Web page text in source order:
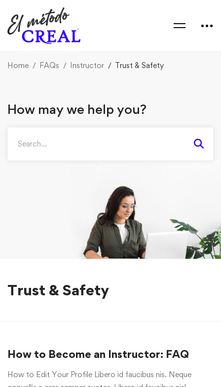
Home FAQs Instructor Trust & Safety
How may we help you?
Trust & Safety
How to Become an Instructor: FAQ
How to Edit Your Profile Libero id faucibus nis. Neque